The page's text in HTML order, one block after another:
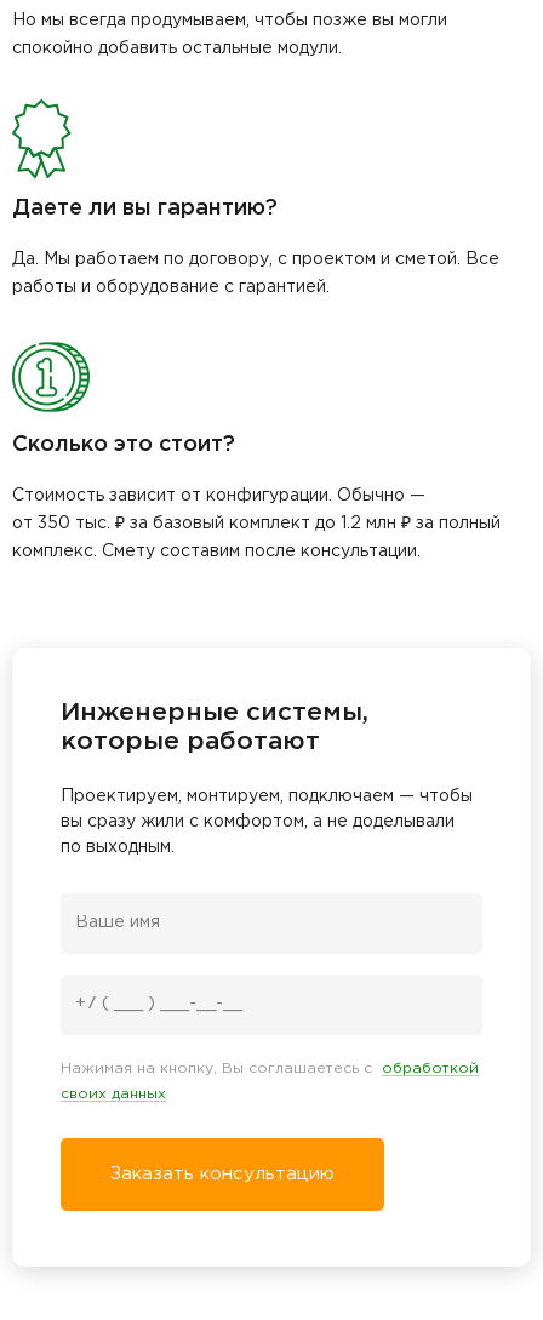
Но мы всегда продумываем, чтобы позже вы могли
спокойно добавить остальные модули.
Даете ли вы гарантию?
Да. Мы работаем по договору, с проектом и сметой. Все
работы и оборудование с гарантией.
Сколько это стоит?
Стоимость зависит от конфигурации. Обычно —
от 350 тыс. ₽ за базовый комплект до 1.2 млн ₽ за полный
комплекс. Смету составим после консультации.
Инженерные системы,
которые работают
Проектируем, монтируем, подключаем — чтобы
вы сразу жили с комфортом, а не доделывали
по выходным.
Нажимая на кнопку, Вы соглашаетесь с обработкой
своих данных
Заказать консультацию